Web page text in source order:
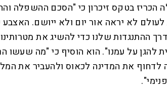
הכריז בטקס זיכרון כי "הסכם ההשפלה
לעולם לא יראה אור יום ולא ייושם.
ההתנגדות שלנו כדי להשיג את
להגן על עמנו". הוא הוסיף כי "מה שעשו
את המדינה לכאוס ולהעביר את